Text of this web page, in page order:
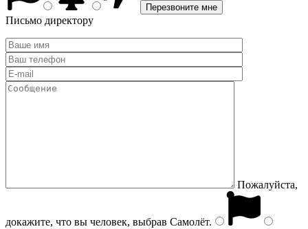
Письмо директору
Пожалуйста,
докажите, что вы человек, выбрав Самолёт.